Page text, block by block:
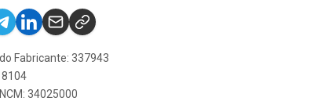
Fabricante: 337943
8104
34025000